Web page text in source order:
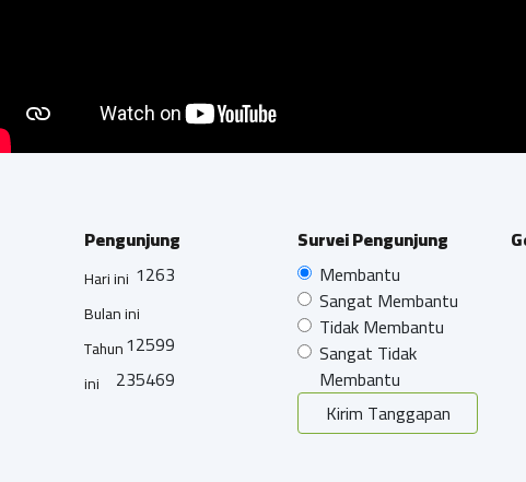
Pengunjung
Hari ini 1263
Bulan ini
12599
Tahun
ini
235469
Survei Pengunjung
Membantu
Sangat Membantu
Tidak Membantu
Sangat Tidak
Membantu
Kirim Tanggapan